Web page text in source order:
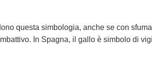
questa simbologia, anche se con
In Spagna, il gallo è simbolo di